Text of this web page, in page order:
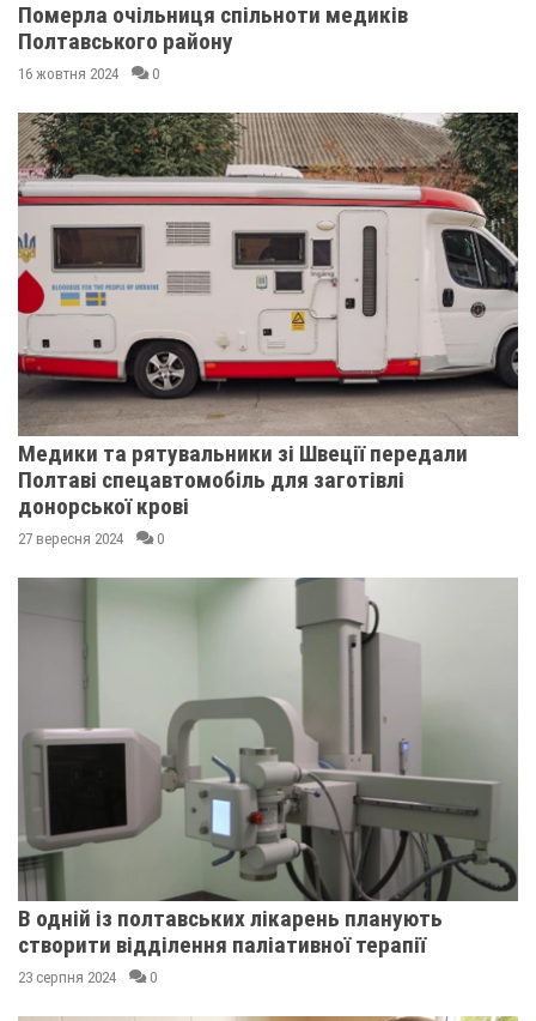
Померла очільниця спільноти медиків
Полтавського району
16 жовтня 2024 0
Медики та рятувальники зі Швеції передали
Полтаві спецавтомобіль для заготівлі
донорської крові
27 вересня 2024 0
В одній із полтавських лікарень планують
створити відділення паліативної терапії
23 серпня 2024 0